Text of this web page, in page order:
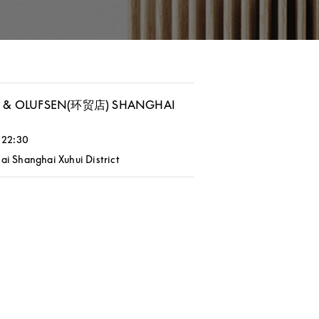
OLUFSEN(环贸店) SHANGHAI
22:30
Shanghai Xuhui District